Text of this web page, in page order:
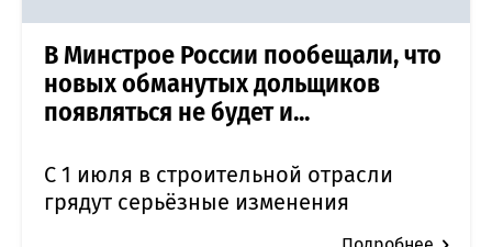
В Минстрое России пообещали, что
новых обманутых дольщиков
появляться не будет и...
С 1 июля в строительной отрасли
грядут серьёзные изменения